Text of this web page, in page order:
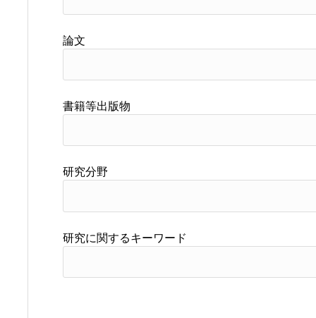
論文
書籍等出版物
研究分野
研究に関するキーワード